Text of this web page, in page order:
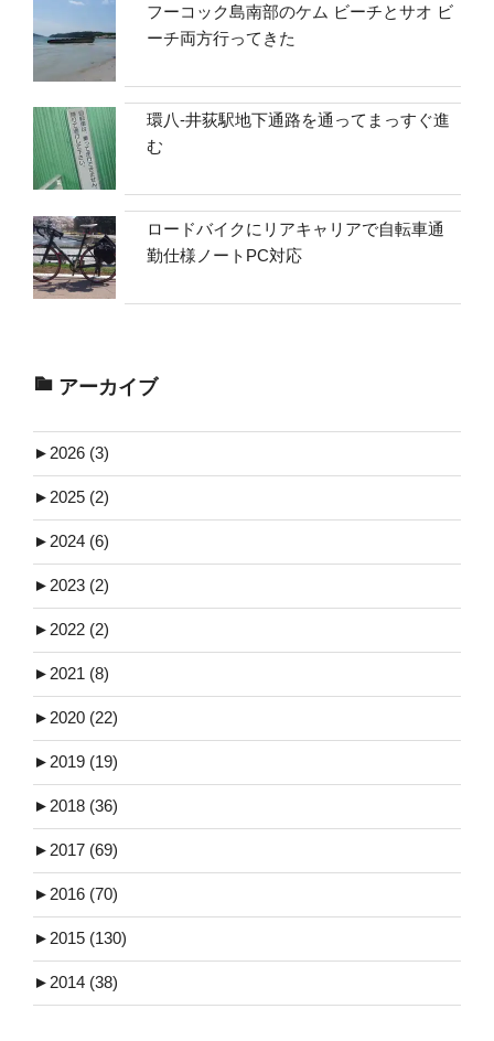
フーコック島南部のケム ビーチとサオ ビ
ーチ両方行ってきた
環八-井荻駅地下通路を通ってまっすぐ進
む
ロードバイクにリアキャリアで自転車通
勤仕様ノートPC対応
アーカイブ
► 2026 (3)
► 2025 (2)
► 2024 (6)
► 2023 (2)
► 2022 (2)
► 2021 (8)
► 2020 (22)
► 2019 (19)
► 2018 (36)
► 2017 (69)
► 2016 (70)
► 2015 (130)
► 2014 (38)